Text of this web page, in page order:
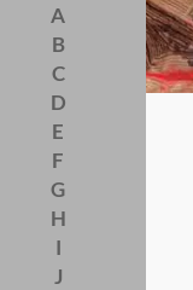
A
B
C
D
E
F
G
H
I
J